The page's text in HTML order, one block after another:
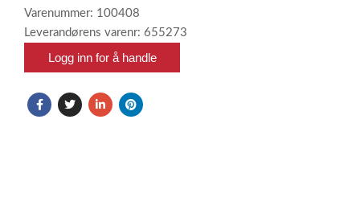
Varenummer: 100408
Leverandørens varenr: 655273
Logg inn for å handle